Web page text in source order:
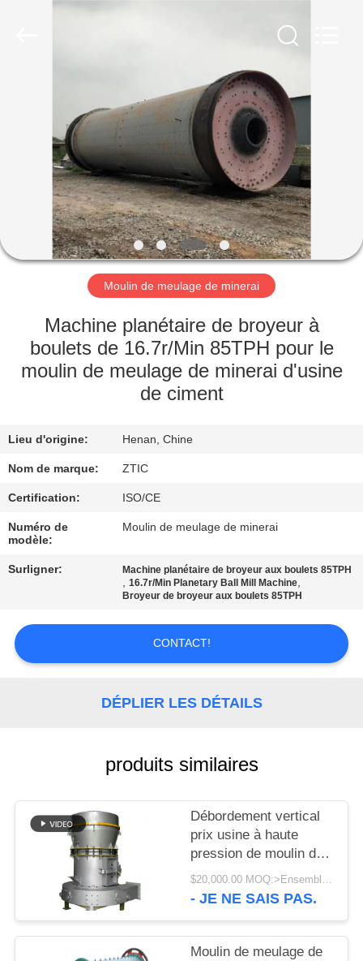
PRODUITS
SHOW
AU
NOUS
CONTRÔLE
DE
QUALITÉ
CONTACTEZ-
NOUVELLES
DEMANDEZ
CITATION
PLAN
DU
PRIVACY
POLICY
Moulin de meulage de minerai
Machine planétaire de broyeur à
boulets de 16.7r/Min 85TPH pour le
moulin de meulage de minerai d'usine
de ciment
Lieu d'origine: Henan, Chine
Nom de marque: ZTIC
Certification: ISO/CE
Numéro de
modèle:
Moulin de meulage de minerai
Surligner: Machine planétaire de broyeur aux boulets 85TPH
,16.7r/Min Planetary Ball Mill Machine,
Broyeur de broyeur aux boulets 85TPH
CONTACT!
DÉPLIER LES DÉTAILS
produits similaires
Débordement vertical
prix usine à haute
pression de moulin de
Raymond Mill à échelle
réduite et de raymond
$20,000.00 MOQ:>Ensembles =1
- JE NE SAIS PAS.
Moulin de meulage de